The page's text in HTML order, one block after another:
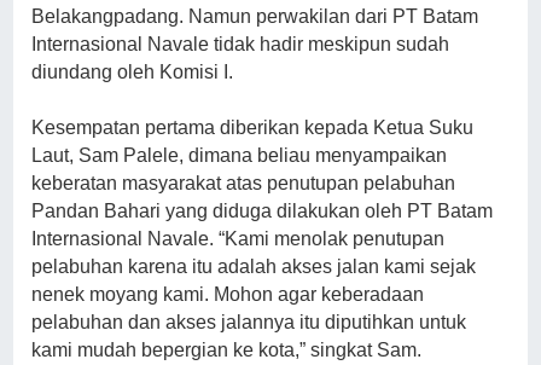
Belakangpadang. Namun perwakilan dari PT Batam
Internasional Navale tidak hadir meskipun sudah
diundang oleh Komisi I.
Kesempatan pertama diberikan kepada Ketua Suku
Laut, Sam Palele, dimana beliau menyampaikan
keberatan masyarakat atas penutupan pelabuhan
Pandan Bahari yang diduga dilakukan oleh PT Batam
Internasional Navale. “Kami menolak penutupan
pelabuhan karena itu adalah akses jalan kami sejak
nenek moyang kami. Mohon agar keberadaan
pelabuhan dan akses jalannya itu diputihkan untuk
kami mudah bepergian ke kota,” singkat Sam.